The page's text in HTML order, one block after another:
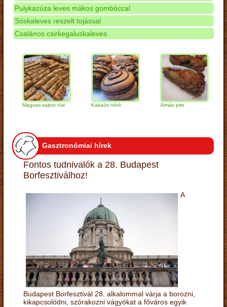
Pulykazúza leves mákos gombóccal
Sóskaleves reszelt tojással
Csalános csirkegaluskaleves
Magvas-sajtos rúd Kakaós néró Almás pite
Gasztronómiai hírek
Fontos tudnivalók a 28. Budapest
Borfesztiválhoz!
A
Budapest Borfesztivál 28. alkalommal várja a borozni,
kikapcsolódni, szórakozni vágyókat a főváros egyik